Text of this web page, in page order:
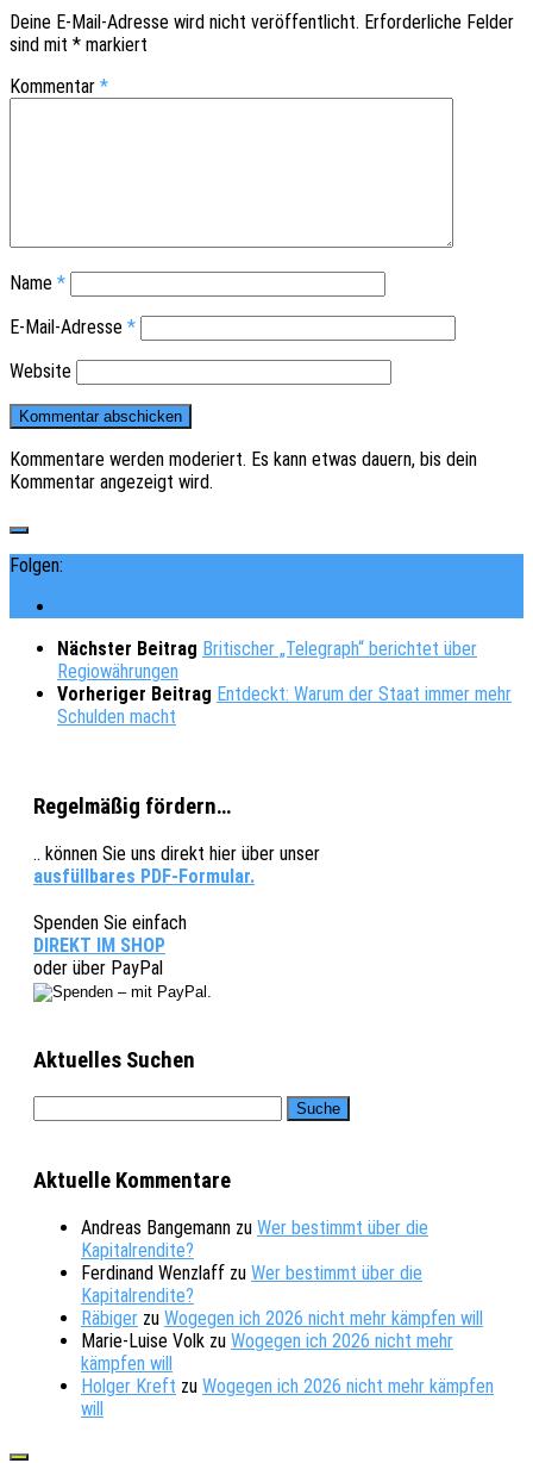
Deine E-Mail-Adresse wird nicht veröffentlicht. Erforderliche Felder
sind mit * markiert
Kommentar *
Name *
E-Mail-Adresse *
Website
Kommentare werden moderiert. Es kann etwas dauern, bis dein
Kommentar angezeigt wird.
Folgen:
Nächster Beitrag Britischer „Telegraph“ berichtet über
Regiowährungen
Vorheriger Beitrag Entdeckt: Warum der Staat immer mehr
Schulden macht
Regelmäßig fördern…
.. können Sie uns direkt hier über unser
ausfüllbares PDF-Formular.
Spenden Sie einfach
DIREKT IM SHOP
oder über PayPal
Aktuelles Suchen
Aktuelle Kommentare
Andreas Bangemann zu Wer bestimmt über die
Kapitalrendite?
Ferdinand Wenzlaff zu Wer bestimmt über die
Kapitalrendite?
Räbiger zu Wogegen ich 2026 nicht mehr kämpfen will
Marie-Luise Volk zu Wogegen ich 2026 nicht mehr
kämpfen will
Holger Kreft zu Wogegen ich 2026 nicht mehr kämpfen
will